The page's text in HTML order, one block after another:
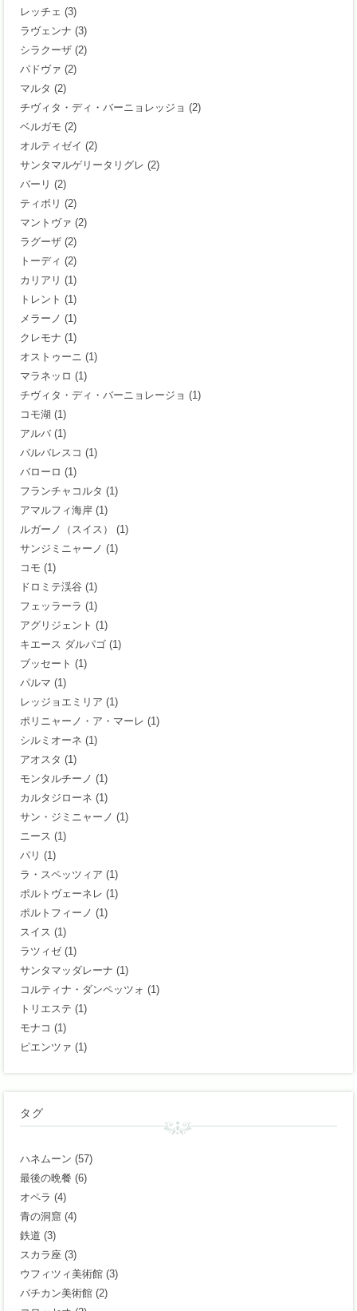
レッチェ (3)
ラヴェンナ (3)
シラクーザ (2)
パドヴァ (2)
マルタ (2)
チヴィタ・ディ・バーニョレッジョ (2)
ベルガモ (2)
オルティゼイ (2)
サンタマルゲリータリグレ (2)
バーリ (2)
ティボリ (2)
マントヴァ (2)
ラグーザ (2)
トーディ (2)
カリアリ (1)
トレント (1)
メラーノ (1)
クレモナ (1)
オストゥーニ (1)
マラネッロ (1)
チヴィタ・ディ・バーニョレージョ (1)
コモ湖 (1)
アルバ (1)
バルバレスコ (1)
バローロ (1)
フランチャコルタ (1)
アマルフィ海岸 (1)
ルガーノ（スイス）
(1)
サンジミニャーノ (1)
コモ (1)
ドロミテ渓谷 (1)
フェッラーラ (1)
アグリジェント (1)
キエース ダルパゴ (1)
ブッセート (1)
パルマ (1)
レッジョエミリア (1)
ポリニャーノ・ア・マーレ (1)
シルミオーネ (1)
アオスタ (1)
モンタルチーノ (1)
カルタジローネ (1)
サン・ジミニャーノ (1)
ニース (1)
パリ (1)
ラ・スペッツィア (1)
ポルトヴェーネレ (1)
ポルトフィーノ (1)
スイス (1)
ラツィゼ (1)
サンタマッダレーナ (1)
コルティナ・ダンペッツォ (1)
トリエステ (1)
モナコ (1)
ピエンツァ (1)
タグ
ハネムーン (57)
最後の晩餐 (6)
オペラ (4)
青の洞窟 (4)
鉄道 (3)
スカラ座 (3)
ウフィツィ美術館 (3)
バチカン美術館 (2)